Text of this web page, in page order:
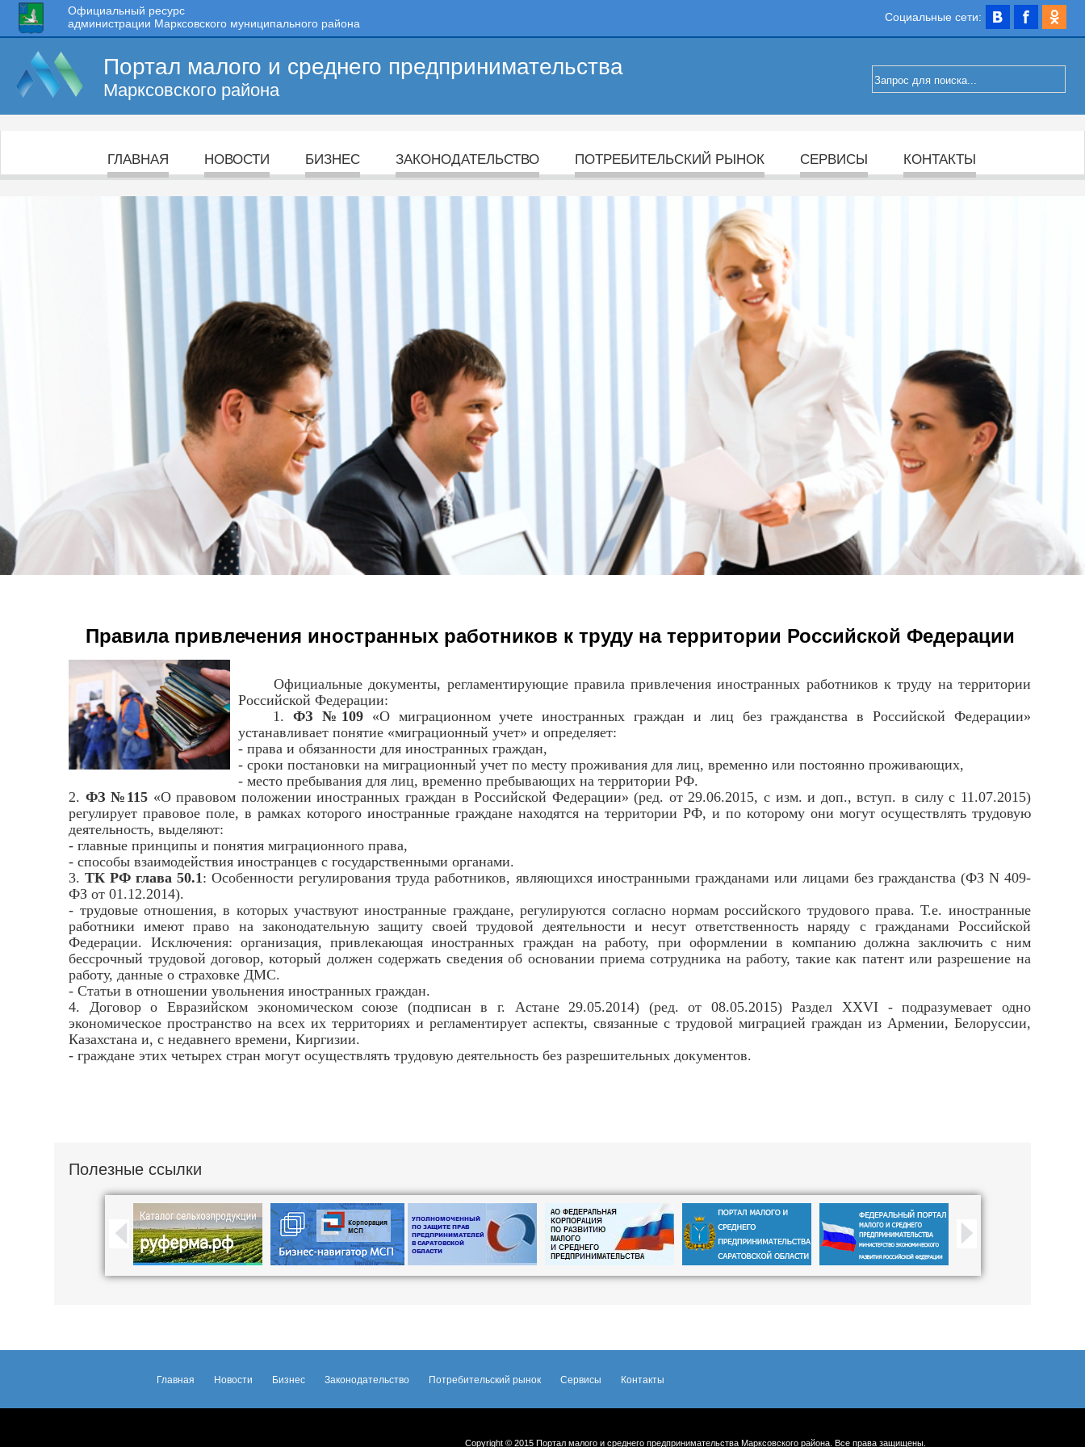
Социальные сети:
Официальный ресурс
администрации Марксовского муниципального района
Портал малого и среднего предпринимательства
Марксовского района
ГЛАВНАЯ НОВОСТИ БИЗНЕС ЗАКОНОДАТЕЛЬСТВО ПОТРЕБИТЕЛЬСКИЙ РЫНОК СЕРВИСЫ КОНТАКТЫ
Правила привлечения иностранных работников к труду на территории Российской Федерации
Официальные документы, регламентирующие правила привлечения иностранных работников к труду на территории
Российской Федерации:
1.ФЗ №109«О миграционном учете иностранных граждан и лиц без гражданства в Российской Федерации»
устанавливает понятие «миграционный учет» и определяет:
- права и обязанности для иностранных граждан,
- сроки постановки на миграционный учет по месту проживания для лиц, временно или постоянно проживающих,
- место пребывания для лиц, временно пребывающих на территории РФ.
2. ФЗ №115«О правовом положении иностранных граждан в Российской Федерации» (ред. от 29.06.2015, с изм. и доп., вступ. в силу с 11.07.2015)
регулирует правовое поле, в рамках которого иностранные граждане находятся на территории РФ, и по которому они могут осуществлять трудовую
деятельность, выделяют:
- главные принципы и понятия миграционного права,
- способы взаимодействия иностранцев с государственными органами.
3.ТК РФ глава 50.1 : Особенности регулирования труда работников, являющихся иностранными гражданами или лицами без гражданства (ФЗ N 409-
ФЗ от 01.12.2014).
- трудовые отношения, в которых участвуют иностранные граждане, регулируются согласно нормам российского трудового права. Т.е. иностранные
работники имеют право на законодательную защиту своей трудовой деятельности и несут ответственность наряду с гражданами Российской
Федерации. Исключения: организация, привлекающая иностранных граждан на работу, при оформлении в компанию должна заключить с ним
бессрочный трудовой договор, который должен содержать сведения об основании приема сотрудника на работу, такие как патент или разрешение на
работу, данные о страховке ДМС.
- Статьи в отношении увольнения иностранных граждан.
4. Договор о Евразийском экономическом союзе (подписан в г. Астане 29.05.2014) (ред. от 08.05.2015) Раздел XXVI - подразумевает одно
экономическое пространство на всех их территориях и регламентирует аспекты, связанные с трудовой миграцией граждан из Армении, Белоруссии,
Казахстана и, с недавнего времени, Киргизии.
- граждане этих четырех стран могут осуществлять трудовую деятельность без разрешительных документов.
Полезные ссылки
Главная Новости Бизнес Законодательство Потребительский рынок Сервисы Контакты
Copyright © 2015 Портал малого и среднего предпринимательства Марксовского района. Все права защищены.